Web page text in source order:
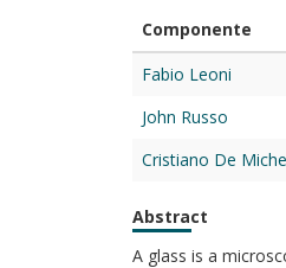
Componente
Fabio Leoni
John Russo
Cristiano De
Abstract
A glass is a